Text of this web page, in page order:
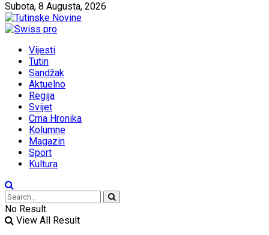
Subota, 8 Augusta, 2026
Vijesti
Tutin
Sandžak
Aktuelno
Regija
Svijet
Crna Hronika
Kolumne
Magazin
Sport
Kultura
No Result
View All Result